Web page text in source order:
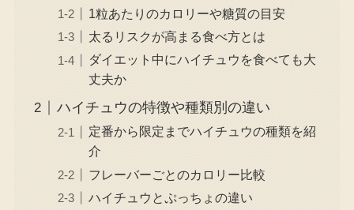
1粒あたりのカロリーや糖質の目安
太るリスクが高まる食べ方とは
ダイエット中にハイチュウを食べても大
丈夫か
ハイチュウの特徴や種類別の違い
定番から限定までハイチュウの種類を紹
介
フレーバーごとのカロリー比較
ハイチュウとぷっちょの違い